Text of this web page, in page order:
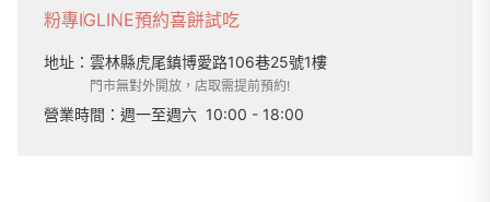
粉專IGLINE預約喜餅試吃
地址： 雲林縣虎尾鎮博愛路106巷25號1樓
門市無對外開放，店取需提前預約!
營業時間： 週一至週六 10:00 - 18:00